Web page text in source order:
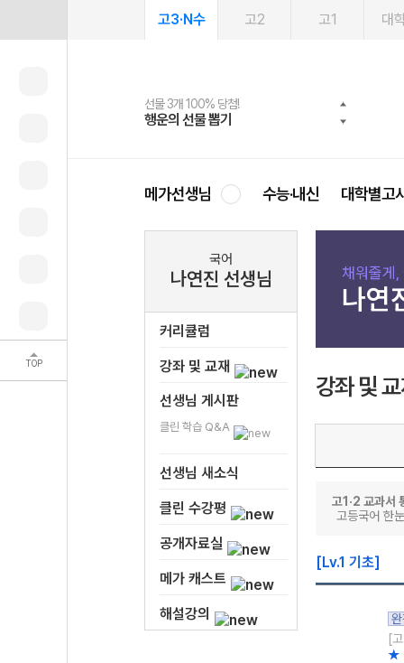
TOP
고3·N수 고2 고1 대
선물 3개 100% 당첨!
행운의 선물 뽑기
선물 100% 증정!
메가스터디 X 올리브
2027 러셀 단과
강사 공개선발
스마트러닝앱
설문 EVENT
메가패스
3일 무료 체험권
메가패스 수강생 무료혜택!
메가클럽 멤버십
사회공헌 캠페인
희망이룸 메가나눔
메가선생님 수능·내신 대학별고
국어
나연진 선생님
커리큘럼
강좌 및 교재
선생님 게시판
클린 학습 Q&A
선생님 새소식
클린 수강평
공개자료실
메가 캐스트
해설강의
채워줄게
나연
강좌 및
고1·2 교과서
고등국어 한
[Lv.1 기초]
[
★